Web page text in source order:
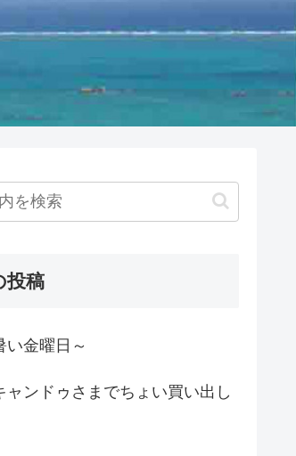
投稿
い金曜日～
ャンドゥさまでちょい買い出し